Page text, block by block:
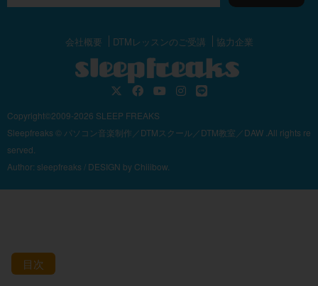
目次
会社概要 DTMレッスンのご受講 協力企業
Copyright©2009-2026 SLEEP FREAKS
Sleepfreaks © パソコン音楽制作／DTMスクール／DTM教室／DAW .All rights re
served.
Author: sleepfreaks / DESIGN by Chiiibow.